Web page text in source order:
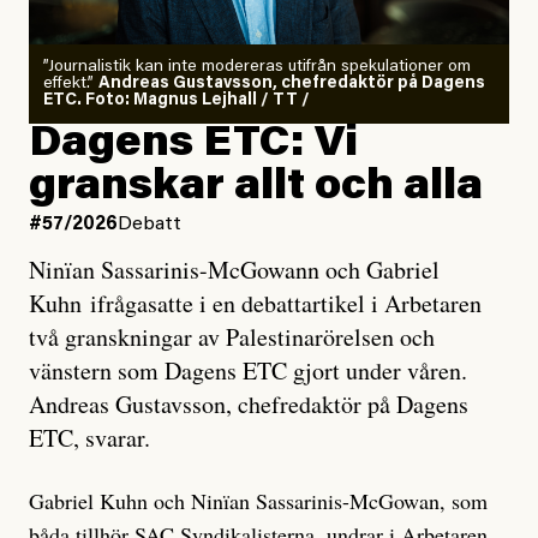
”Journalistik kan inte modereras utifrån spekulationer om
effekt.” Andreas Gustavsson, chefredaktör på Dagens
ETC. Foto: Magnus Lejhall / TT /
Dagens ETC: Vi
granskar allt och alla
#57/2026 Debatt
Ninïan Sassarinis-McGowann och Gabriel
Kuhn ifrågasatte i en debattartikel i Arbetaren
två granskningar av Palestinarörelsen och
vänstern som Dagens ETC gjort under våren.
Andreas Gustavsson, chefredaktör på Dagens
ETC, svarar.
Gabriel Kuhn och Ninïan Sassarinis-McGowan, som